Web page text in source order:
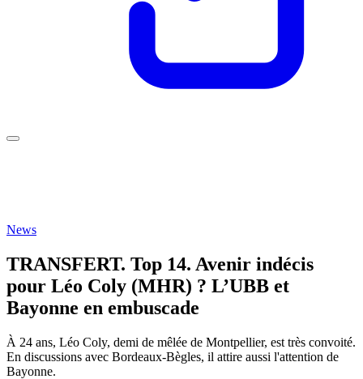
News
TRANSFERT. Top 14. Avenir indécis
pour Léo Coly (MHR) ? L’UBB et
Bayonne en embuscade
À 24 ans, Léo Coly, demi de mêlée de Montpellier, est très convoité.
En discussions avec Bordeaux-Bègles, il attire aussi l'attention de
Bayonne.